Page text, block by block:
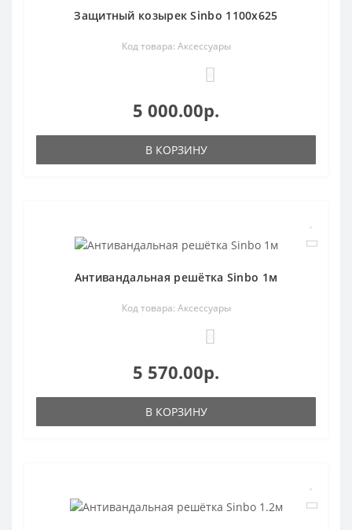
Защитный козырек Sinbo 1100х625
Код товара: Аксессуары
5 000.00р.
В КОРЗИНУ
Антивандальная решётка Sinbo 1м
Код товара: Аксессуары
5 570.00р.
В КОРЗИНУ